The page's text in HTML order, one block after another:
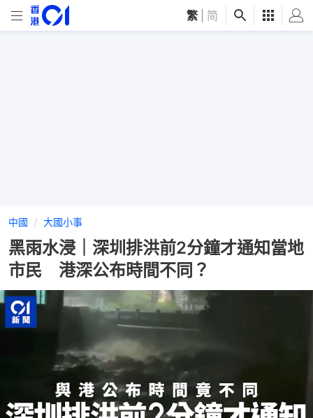
繁 简
中國 大國小事
黑雨水浸｜深圳排洪前2分鐘才通知當地
市民 港深公布時間不同？